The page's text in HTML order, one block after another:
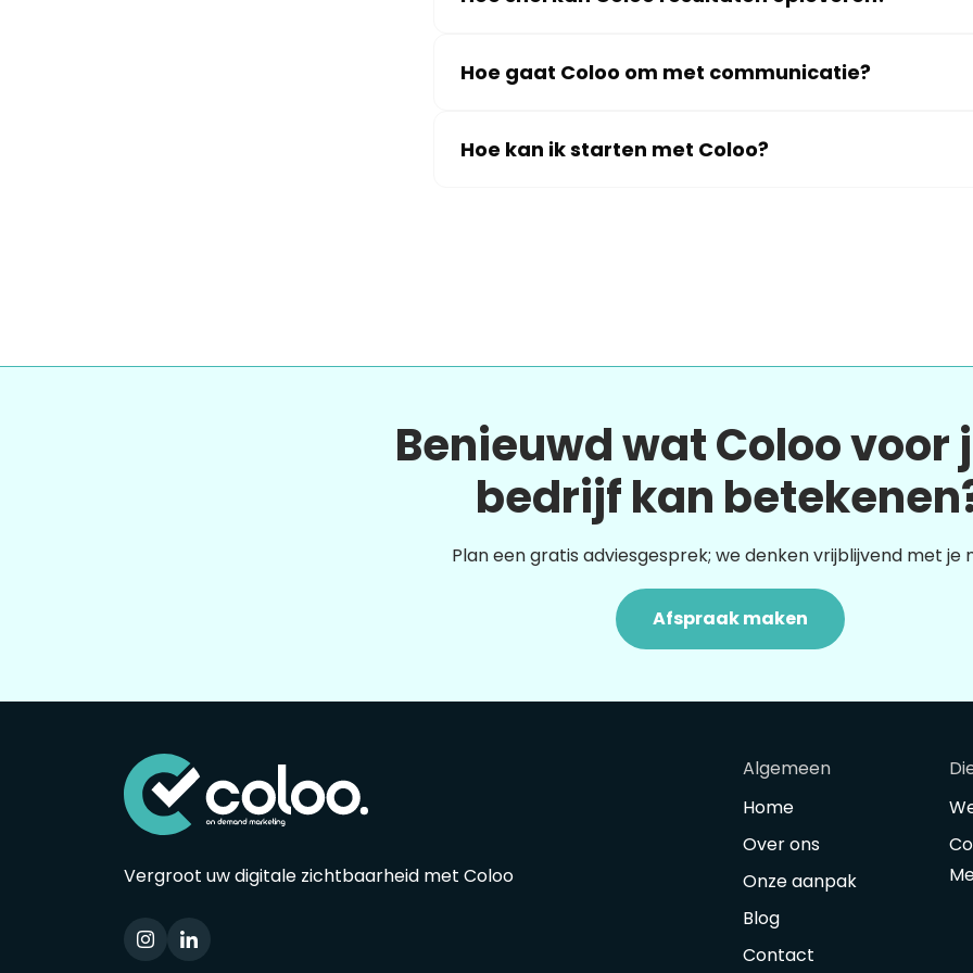
Hoe gaat Coloo om met communicatie?
Hoe kan ik starten met Coloo?
Benieuwd wat Coloo voor
bedrijf kan
Plan een gratis adviesgesprek; we denken vrijblijvend met je
Afspraak maken
Vergroot uw digitale zichtbaarheid met Coloo
Algemeen
Home
Over ons
Onze aanpak
Blog
Contact